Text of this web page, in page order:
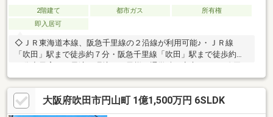
2階建て 都市ガス
所有権
即入居可
◇ＪＲ東海道本線、阪急千里線の２沿線が利用可能♪・ＪＲ線
「吹田」駅まで徒歩約７分・阪急千里線「吹田」駅まで徒歩約１
５分◇子育てに最適な環境！お子様の通学時も安心です♪・吹田
市立片山小学校まで約５００ｍ（徒歩約７分）・吹田市立片山中
学校まで約１３００ｍ（徒歩約１７分）◇周辺には生活施設も充
実しております♪・吹田グリーンプレイスまで約７５０ｍ（徒歩約
１０分）・フードネットマート片山町サンゼリア店まで約５８０
大阪府吹田市円山町 1億1,500万円 6SLDK